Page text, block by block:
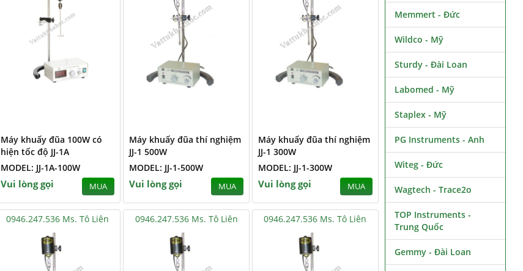
Máy khuấy đũa 100W có
hiện tốc độ JJ-1A
MODEL: JJ-1A-100W
Vui lòng gọi MUA
Máy khuấy đũa thí nghiệm
JJ-1 500W
MODEL: JJ-1-500W
Vui lòng gọi MUA
Máy khuấy đũa thí nghiệm
JJ-1 300W
MODEL: JJ-1-300W
Vui lòng gọi MUA
0946.247.536 Ms. Tô Liên 0946.247.536 Ms. Tô Liên 0946.247.536 Ms. Tô Liên
Memmert - Đức
Wildco - Mỹ
Sturdy - Đài Loan
Labomed - Mỹ
Staplex - Mỹ
PG Instruments - Anh
Witeg - Đức
Wagtech - Trace2o
TOP Instruments -
Trung Quốc
Gemmy - Đài Loan